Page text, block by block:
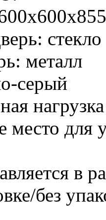
стекло
металл
серый
место для
в
без